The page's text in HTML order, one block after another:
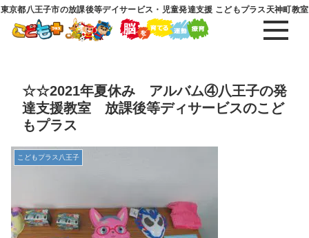
東京都八王子市の放課後等デイサービス・児童発達支援 こどもプラス天神町教室
☆☆2021年夏休み アルバム④八王子の発
達支援教室 放課後等ディサービスのこど
もプラス
こどもプラス八王子